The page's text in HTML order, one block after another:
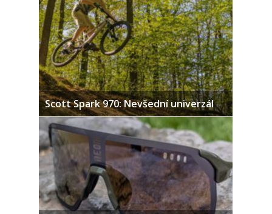
Scott Spark 970: Nevšední univerzál